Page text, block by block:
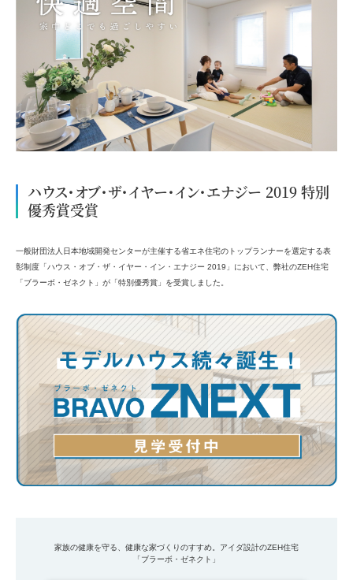
ハウス・オブ・ザ・イヤー・イン・エナジー 2019 特別
優秀賞受賞
一般財団法人日本地域開発センターが主催する省エネ住宅のトップランナーを選定する表
彰制度「ハウス・オブ・ザ・イヤー・イン・エナジー 2019」において、弊社のZEH住宅
「ブラーボ・ゼネクト」が「特別優秀賞」を受賞しました。
家族の健康を守る、健康な家づくりのすすめ。アイダ設計のZEH住宅
「ブラーボ・ゼネクト」